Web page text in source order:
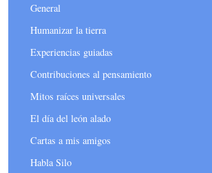
General
Humanizar la tierra
Experiencias guiadas
Contribuciones al pensamiento
Mitos raíces universales
El día del león alado
Cartas a mis amigos
Habla Silo